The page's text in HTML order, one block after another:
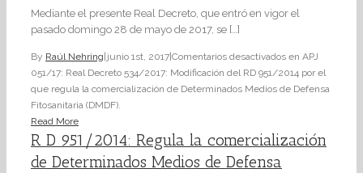
Mediante el presente Real Decreto, que entró en vigor el
pasado domingo 28 de mayo de 2017, se […]
By Raúl Nehring junio 1st, 2017 Comentarios desactivados en APJ
051/17: Real Decreto 534/2017: Modificación del RD 951/2014 por el
que regula la comercialización de Determinados Medios de Defensa
Fitosanitaria (DMDF).
Read More
R D 951/2014: Regula la comercialización
de Determinados Medios de Defensa